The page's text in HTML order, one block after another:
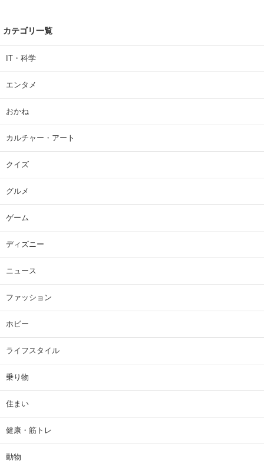
カテゴリ一覧
IT・科学
エンタメ
おかね
カルチャー・アート
クイズ
グルメ
ゲーム
ディズニー
ニュース
ファッション
ホビー
ライフスタイル
乗り物
住まい
健康・筋トレ
動物